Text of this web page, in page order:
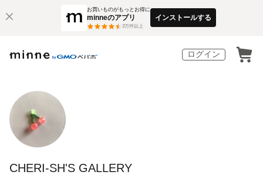
お買いものがもっとお得に
minneのアプリ
3万件以上
インストールする
ログイン
CHERI-SH'S GALLERY